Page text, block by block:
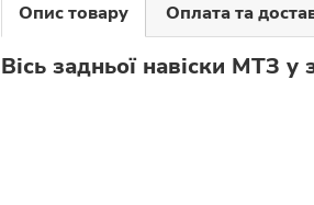
Опис товару Оплата та
Вісь задньої навіски МТЗ у